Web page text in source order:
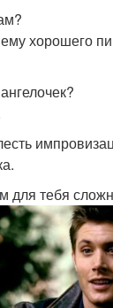
хорошего
для тебя